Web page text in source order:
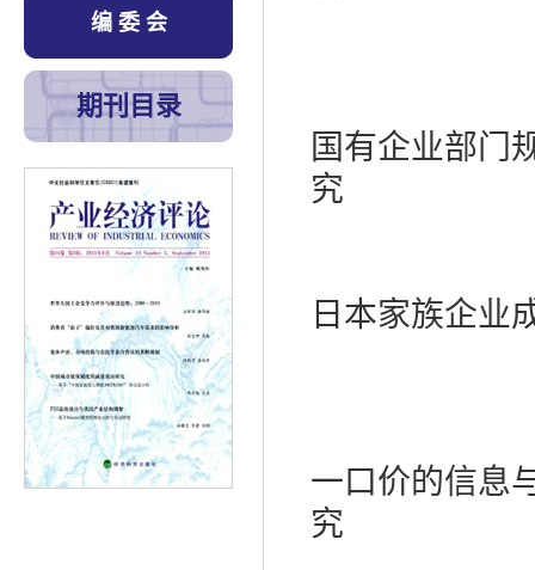
编 委 会
期刊目录
国有企业部门
究
日本家族企业
一口价的信息
究